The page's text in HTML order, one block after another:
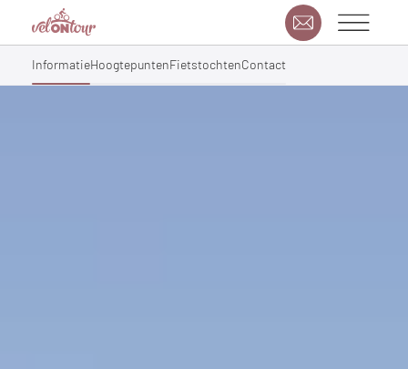
InformatieHoogtepuntenFietstochtenContact